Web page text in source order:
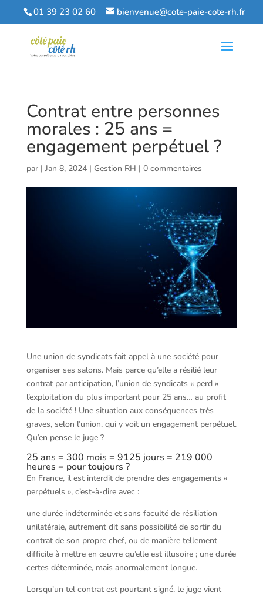
01 39 23 02 60 bienvenue@cote-paie-cote-rh.fr
Contrat entre personnes
morales : 25 ans =
engagement perpétuel ?
par | Jan 8, 2024| Gestion RH | 0 commentaires
Une union de syndicats fait appel à une société pour
organiser ses salons. Mais parce qu’elle a résilié leur
contrat par anticipation, l’union de syndicats « perd »
l’exploitation du plus important pour 25 ans… au profit
de la société ! Une situation aux conséquences très
graves, selon l’union, qui y voit un engagement perpétuel.
Qu’en pense le juge ?
25 ans = 300 mois = 9125 jours = 219 000
heures = pour toujours ?
En France, il est interdit de prendre des engagements «
perpétuels », c’est-à-dire avec :
une durée indéterminée et sans faculté de résiliation
unilatérale, autrement dit sans possibilité de sortir du
contrat de son propre chef, ou de manière tellement
difficile à mettre en œuvre qu’elle est illusoire ; une durée
certes déterminée, mais anormalement longue.
Lorsqu’un tel contrat est pourtant signé, le juge vient